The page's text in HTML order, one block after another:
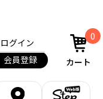
ログイン
会員登録
0
カート